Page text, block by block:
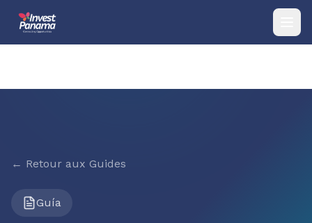
← Retour aux Guides
Guía